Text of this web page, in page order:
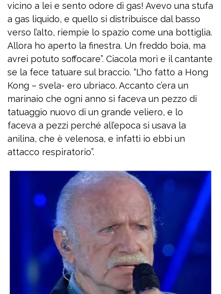
vicino a lei e sento odore di gas! Avevo una stufa
a gas liquido, e quello si distribuisce dal basso
verso l’alto, riempie lo spazio come una bottiglia.
Allora ho aperto la finestra. Un freddo boia, ma
avrei potuto soffocare”. Ciacola morì e il cantante
se la fece tatuare sul braccio. “L’ho fatto a Hong
Kong – svela- ero ubriaco. Accanto c’era un
marinaio che ogni anno si faceva un pezzo di
tatuaggio nuovo di un grande veliero, e lo
faceva a pezzi perché all’epoca si usava la
anilina, che è velenosa, e infatti io ebbi un
attacco respiratorio”.